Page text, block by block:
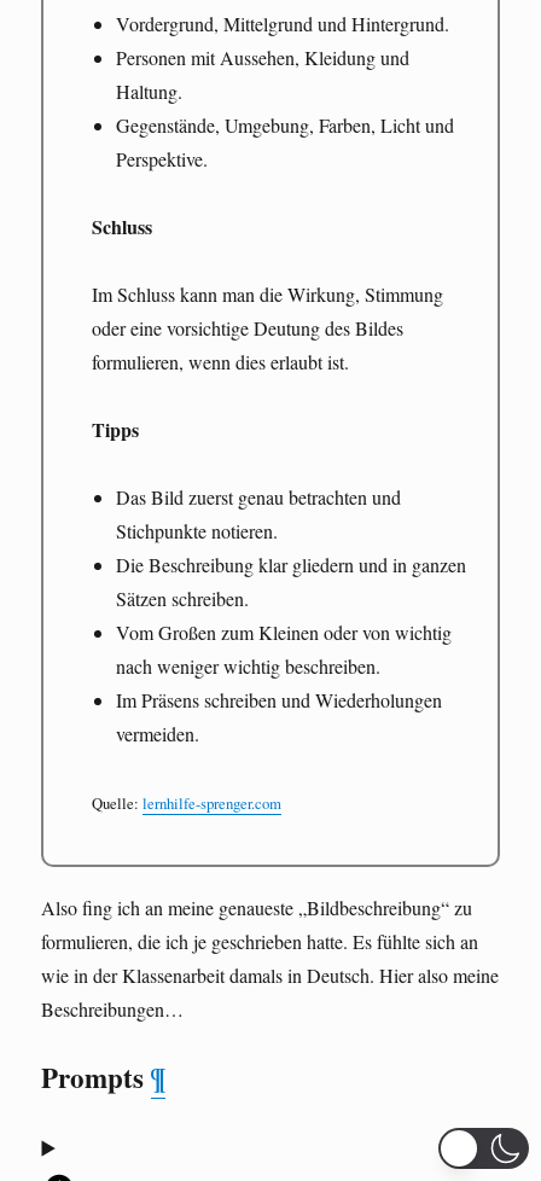
Vordergrund, Mittelgrund und Hintergrund.
Personen mit Aussehen, Kleidung und
Haltung.
Gegenstände, Umgebung, Farben, Licht und
Perspektive.
Schluss
Im Schluss kann man die Wirkung, Stimmung
oder eine vorsichtige Deutung des Bildes
formulieren, wenn dies erlaubt ist.
Tipps
Das Bild zuerst genau betrachten und
Stichpunkte notieren.
Die Beschreibung klar gliedern und in ganzen
Sätzen schreiben.
Vom Großen zum Kleinen oder von wichtig
nach weniger wichtig beschreiben.
Im Präsens schreiben und Wiederholungen
vermeiden.
Quelle:lernhilfe-sprenger.com
Also fing ich an meine genaueste „Bildbeschreibung“ zu
formulieren, die ich je geschrieben hatte. Es fühlte sich an
wie in der Klassenarbeit damals in Deutsch. Hier also meine
Beschreibungen…
Prompts¶